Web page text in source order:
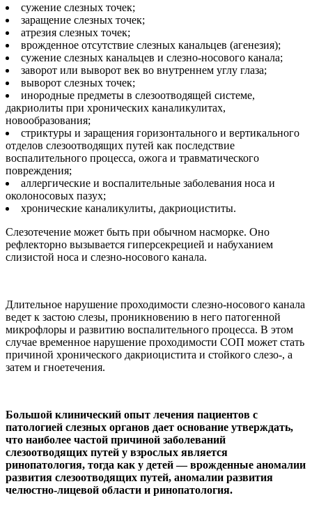
сужение слезных точек;
заращение слезных точек;
атрезия слезных точек;
врожденное отсутствие слезных канальцев (агенезия);
сужение слезных канальцев и слезно-носового канала;
заворот или выворот век во внутреннем углу глаза;
выворот слезных точек;
инородные предметы в слезоотводящей системе,
дакриолиты при хронических каналикулитах,
новообразования;
стриктуры и заращения горизонтального и вертикального
отделов слезоотводящих путей как последствие
воспалительного процесса, ожога и травматического
повреждения;
аллергические и воспалительные заболевания носа и
околоносовых пазух;
хронические каналикулиты, дакриоциститы.
Слезотечение может быть при обычном насморке. Оно
рефлекторно вызывается гиперсекрецией и набуханием
слизистой носа и слезно-носового канала.
Длительное нарушение проходимости слезно-носового канала
ведет к застою слезы, проникновению в него патогенной
микрофлоры и развитию воспалительного процесса. В этом
случае временное нарушение проходимости СОП может стать
причиной хронического дакриоцистита и стойкого слезо-, а
затем и гноетечения.
Большой клинический опыт лечения пациентов с
патологией слезных органов дает основание утверждать,
что наиболее частой причиной заболеваний
слезоотводящих путей у взрослых является
ринопатология, тогда как у детей — врожденные аномалии
развития слезоотводящих путей, аномалии развития
челюстно-лицевой области и ринопатология.